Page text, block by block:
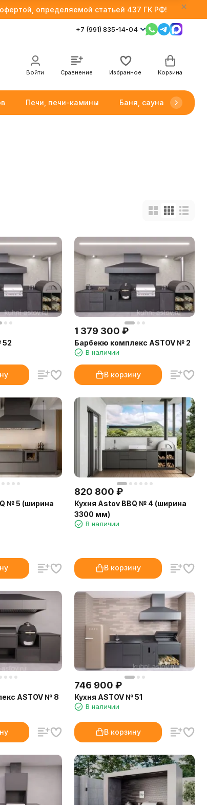
определяемой статьей 437 ГК РФ!
+7 (991) 835-14-04
Войти Сравнение Избранное Корзина
Печи, печи-камины Баня, сауна
52
1 379 300 ₽
Барбекю комплекс ASTOV № 2
В наличии
В корзину
№ 5 (ширина
820 800 ₽
Кухня Astov BBQ № 4 (ширина
3300 мм)
В наличии
В корзину
ASTOV № 8
746 900 ₽
Кухня ASTOV № 51
В наличии
В корзину